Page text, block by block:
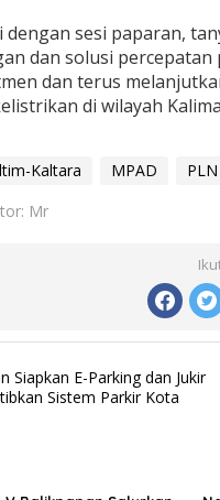
dengan sesi paparan,
dan solusi
dan terus
di wilayah
Kaltara MPAD
Mr
Siapkan E-Parking dan Jukir
Sistem Parkir Kota